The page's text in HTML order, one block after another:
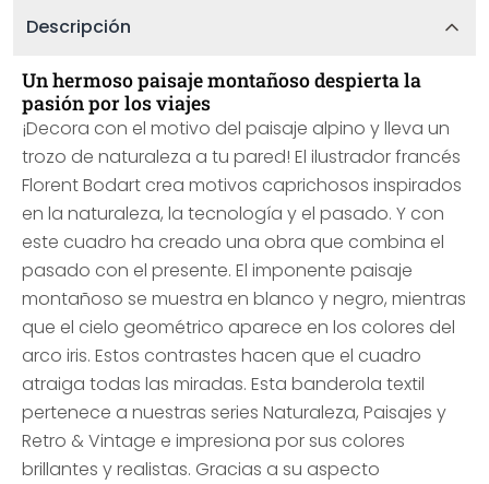
Descripción
Un hermoso paisaje montañoso despierta la
pasión por los viajes
¡Decora con el motivo del paisaje alpino y lleva un
trozo de naturaleza a tu pared! El ilustrador francés
Florent Bodart crea motivos caprichosos inspirados
en la naturaleza, la tecnología y el pasado. Y con
este cuadro ha creado una obra que combina el
pasado con el presente. El imponente paisaje
montañoso se muestra en blanco y negro, mientras
que el cielo geométrico aparece en los colores del
arco iris. Estos contrastes hacen que el cuadro
atraiga todas las miradas. Esta banderola textil
pertenece a nuestras series Naturaleza, Paisajes y
Retro & Vintage e impresiona por sus colores
brillantes y realistas. Gracias a su aspecto